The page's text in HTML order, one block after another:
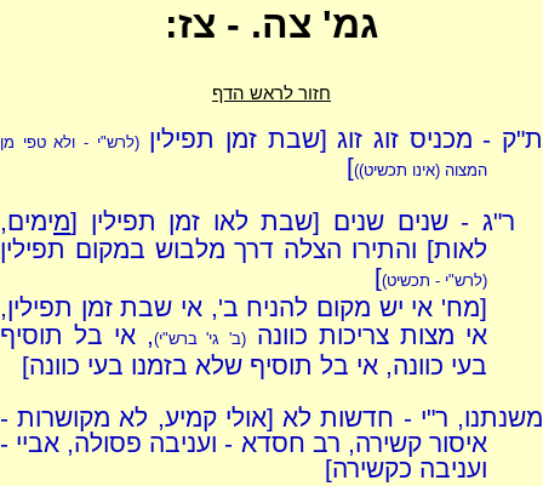
גמ' צה. - צז:
חזור לראש הדף
ת"ק - מכניס זוג זוג [שבת זמן תפילין(לרש"י - ולא טפי מן
המצוה (אינו תכשיט))]
ר"ג - שנים שנים [שבת לאו זמן תפילין [מימים,
לאות] והתירו הצלה דרך מלבוש במקום תפילין
(לרש"י - תכשיט)]
[מח' אי יש מקום להניח ב', אי שבת זמן תפילין,
אי מצות צריכות כוונה(ב' גי' ברש"י), אי בל תוסיף
בעי כוונה, אי בל תוסיף שלא בזמנו בעי כוונה]
משנתנו, ר"י - חדשות לא [אולי קמיע, לא מקושרות -
איסור קשירה, רב חסדא - ועניבה פסולה, אביי -
ועניבה כקשירה]